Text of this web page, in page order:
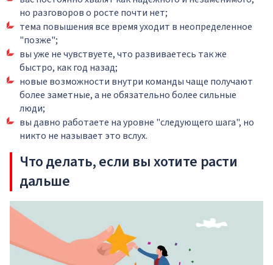
но разговоров о росте почти нет;
тема повышения все время уходит в неопределенное
"позже";
вы уже не чувствуете, что развиваетесь так же
быстро, как год назад;
новые возможности внутри команды чаще получают
более заметные, а не обязательно более сильные
люди;
вы давно работаете на уровне "следующего шага", но
никто не называет это вслух.
Что делать, если вы хотите расти
дальше